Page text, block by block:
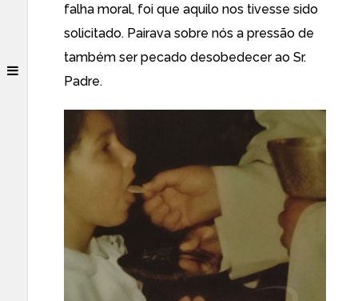
falha moral, foi que aquilo nos tivesse sido
solicitado. Pairava sobre nós a pressão de
também ser pecado desobedecer ao Sr.
Padre.